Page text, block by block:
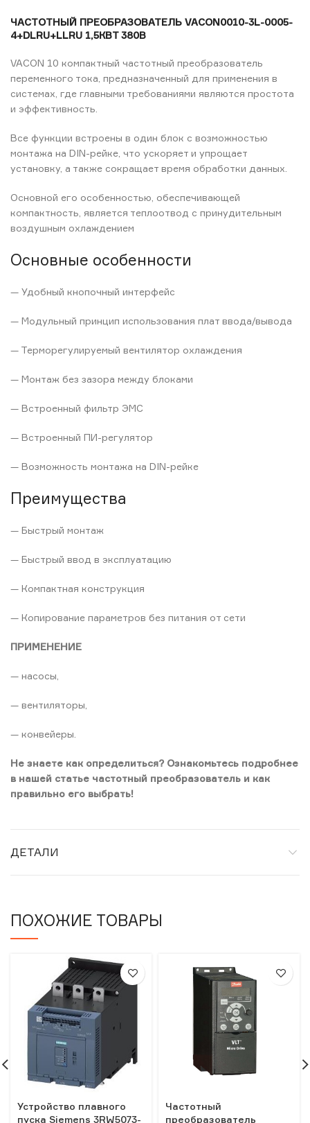
ЧАСТОТНЫЙ ПРЕОБРАЗОВАТЕЛЬ VACON0010-3L-0005-
4+DLRU+LLRU 1,5КВТ 380В
VACON 10 компактный частотный преобразователь
переменного тока, предназначенный для применения в
системах, где главными требованиями являются простота
и эффективность.
Все функции встроены в один блок с возможностью
монтажа на DIN-рейке, что ускоряет и упрощает
установку, а также сокращает время обработки данных.
Основной его особенностью, обеспечивающей
компактность, является теплоотвод с принудительным
воздушным охлаждением
Основные особенности
— Удобный кнопочный интерфейс
— Модульный принцип использования плат ввода/вывода
— Терморегулируемый вентилятор охлаждения
— Монтаж без зазора между блоками
— Встроенный фильтр ЭМС
— Встроенный ПИ-регулятор
— Возможность монтажа на DIN-рейке
Преимущества
— Быстрый монтаж
— Быстрый ввод в эксплуатацию
— Компактная конструкция
— Копирование параметров без питания от сети
ПРИМЕНЕНИЕ
— насосы,
— вентиляторы,
— конвейеры.
Не знаете как определиться? Ознакомьтесь подробнее
в нашей статье частотный преобразователь и как
правильно его выбрать!
ДЕТАЛИ
ПОХОЖИЕ ТОВАРЫ
Устройство плавного
пуска Siemens 3RW5073-
Частотный
преобразователь